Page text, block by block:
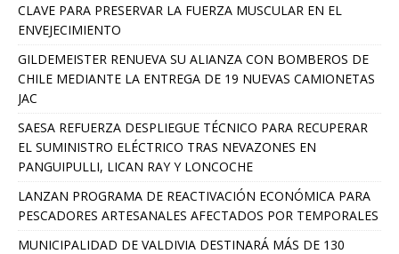
CLAVE PARA PRESERVAR LA FUERZA MUSCULAR EN EL
ENVEJECIMIENTO
GILDEMEISTER RENUEVA SU ALIANZA CON BOMBEROS DE
CHILE MEDIANTE LA ENTREGA DE 19 NUEVAS CAMIONETAS
JAC
SAESA REFUERZA DESPLIEGUE TÉCNICO PARA RECUPERAR
EL SUMINISTRO ELÉCTRICO TRAS NEVAZONES EN
PANGUIPULLI, LICAN RAY Y LONCOCHE
LANZAN PROGRAMA DE REACTIVACIÓN ECONÓMICA PARA
PESCADORES ARTESANALES AFECTADOS POR TEMPORALES
MUNICIPALIDAD DE VALDIVIA DESTINARÁ MÁS DE 130